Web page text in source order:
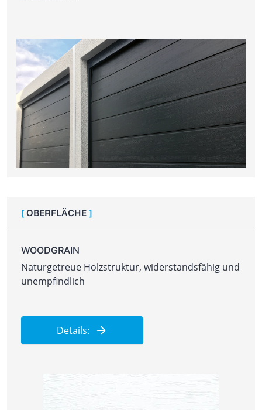
[ OBERFLÄCHE ]
WOODGRAIN
Naturgetreue Holzstruktur, widerstandsfähig und
unempfindlich
Details: